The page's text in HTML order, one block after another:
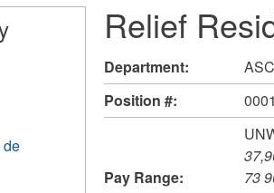
Relief
Department:
Position #:
Pay Range:
73
de